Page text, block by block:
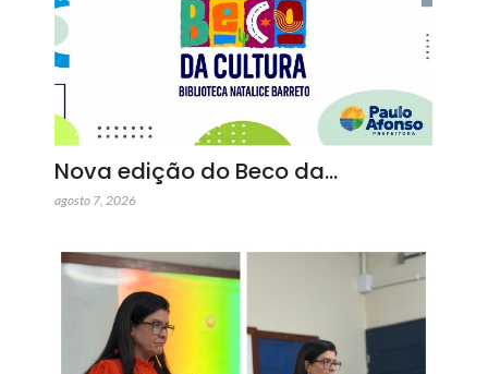
Nova edição do Beco da…
agosto 7, 2026